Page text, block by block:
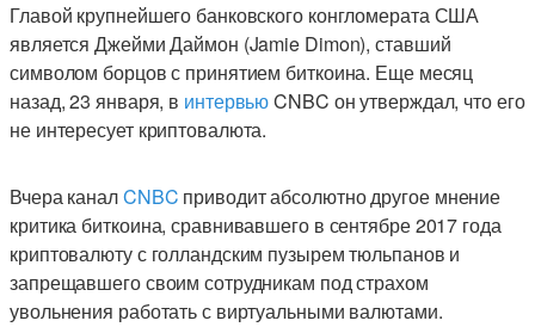
Главой крупнейшего банковского конгломерата США
является Джейми Даймон (Jamie Dimon), ставший
символом борцов с принятием биткоина. Еще месяц
назад, 23 января, в интервьюCNBC он утверждал, что его
не интересует криптовалюта.
Вчера каналCNBC приводит абсолютно другое мнение
критика биткоина, сравнивавшего в сентябре 2017 года
криптовалюту с голландским пузырем тюльпанов и
запрещавшего своим сотрудникам под страхом
увольнения работать с виртуальными валютами.